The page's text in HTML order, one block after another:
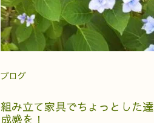
ブログ
組み立て家具でちょっとした達
成感を！